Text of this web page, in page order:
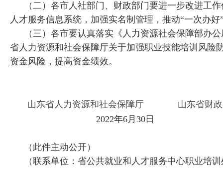
（二）各市人社部门、财政部门要进一步改进工
人才服务信息系统，加强实名制管理，推动“一次办好
（三）各市要认真落实《人力资源社会保障部办
省人力资源和社会保障厅关于加强职业技能培训风险
资金风险，提高资金绩效。
山东省人力资源和社会保障厅
山东省财
2022年6月30日
（此件主动公开）
（联系单位：省公共就业和人才服务中心职业培